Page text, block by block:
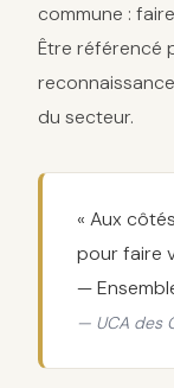
commune :
Être référencé
du secteur.
« Aux
pour faire
—
— UCA des